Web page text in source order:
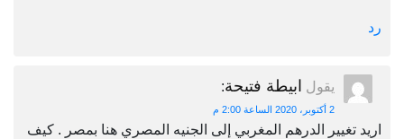
رد
يقول ابيطة فتيحة:
2 أكتوبر، 2020 الساعة 2:00 م
اريد تغيير الدرهم المغربي إلى الجنيه المصري هنا بمصر . كيف